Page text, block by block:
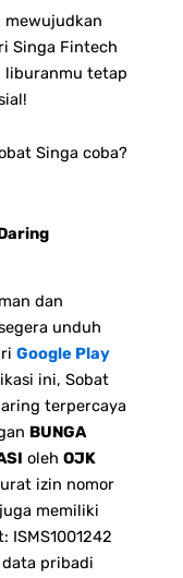
mewujudkan
Singa Fintech
liburanmu tetap
Singa coba?
dan
unduh
Google Play
ini, Sobat
terpercaya
BUNGA
oleh OJK
izin nomor
memiliki
ISMS1001242
pribadi